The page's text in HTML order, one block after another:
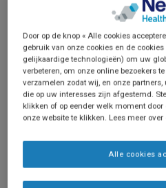
Wetenschappelijke publicaties
Is dysfagie op de
Door op de knop « Alle cookies
gebruik van onze cookies en de
gelijkaardige technologieën) om uw
verbeteren, om onze online bezoekers
verzamelen zodat wij, en onze
die op uw interesses zijn afgestemd.
klikken of op eender welk moment door
onze website te klikken. Lees meer over
Alle cookies